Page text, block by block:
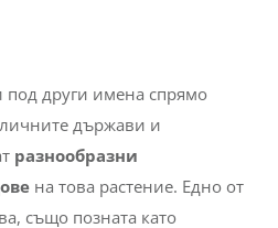
под други имена спрямо
държави и
разнообразни
на това растение. Едно от
също позната като